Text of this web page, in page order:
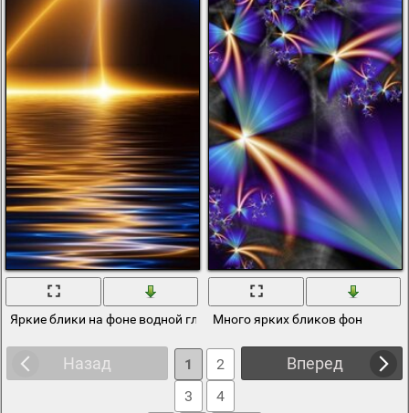
Яркие блики на фоне водной гладиМного ярких бликов фон
Назад Вперед
1
2
3
4